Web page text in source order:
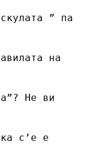
” па
на
Не ви
с’е е